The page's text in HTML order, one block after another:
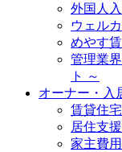
外国人
ウェル
めやす
管理業
ト ～
オーナー・入
賃貸住
居住支
家主費